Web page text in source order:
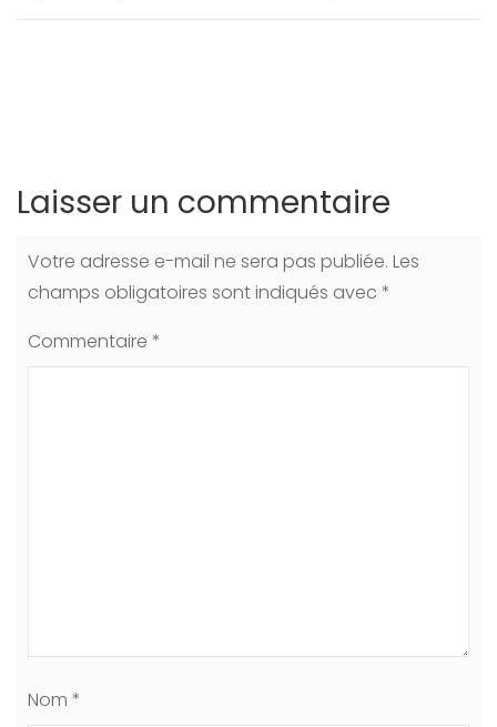
Laisser un commentaire
Votre adresse e-mail ne sera pas publiée. Les
champs obligatoires sont indiqués avec *
Commentaire *
Nom *